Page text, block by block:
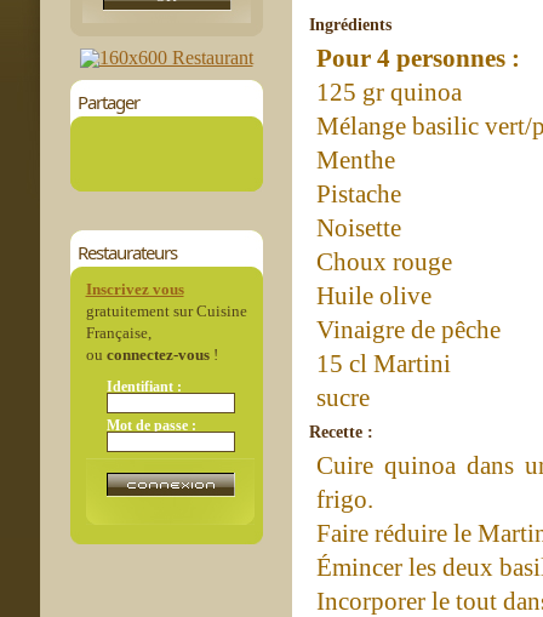
Partager
Restaurateurs
Inscrivez vous
gratuitement sur Cuisine
Française,
ou connectez-vous!
Identifiant :
Mot de passe :
Ingrédients
Pour 4 personnes :
125 gr quinoa
Mélange basilic vert/
Menthe
Pistache
Noisette
Choux rouge
Huile olive
Vinaigre de pêche
15 cl Martini
sucre
Recette :
Cuire quinoa dans
frigo.
Faire réduire le
Émincer les deux
Incorporer le tout